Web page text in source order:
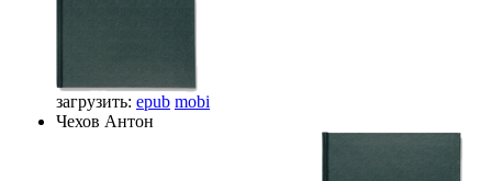
загрузить: epub mobi
Чехов Антон